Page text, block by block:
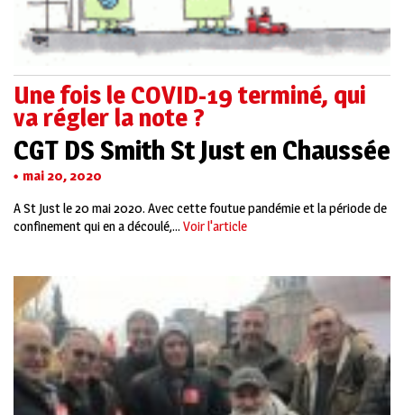
Une fois le COVID-19 terminé, qui
va régler la note ?
CGT DS Smith St Just en Chaussée
mai 20, 2020
A St Just le 20 mai 2020. Avec cette foutue pandémie et la période de
confinement qui en a découlé,... Voir l'article